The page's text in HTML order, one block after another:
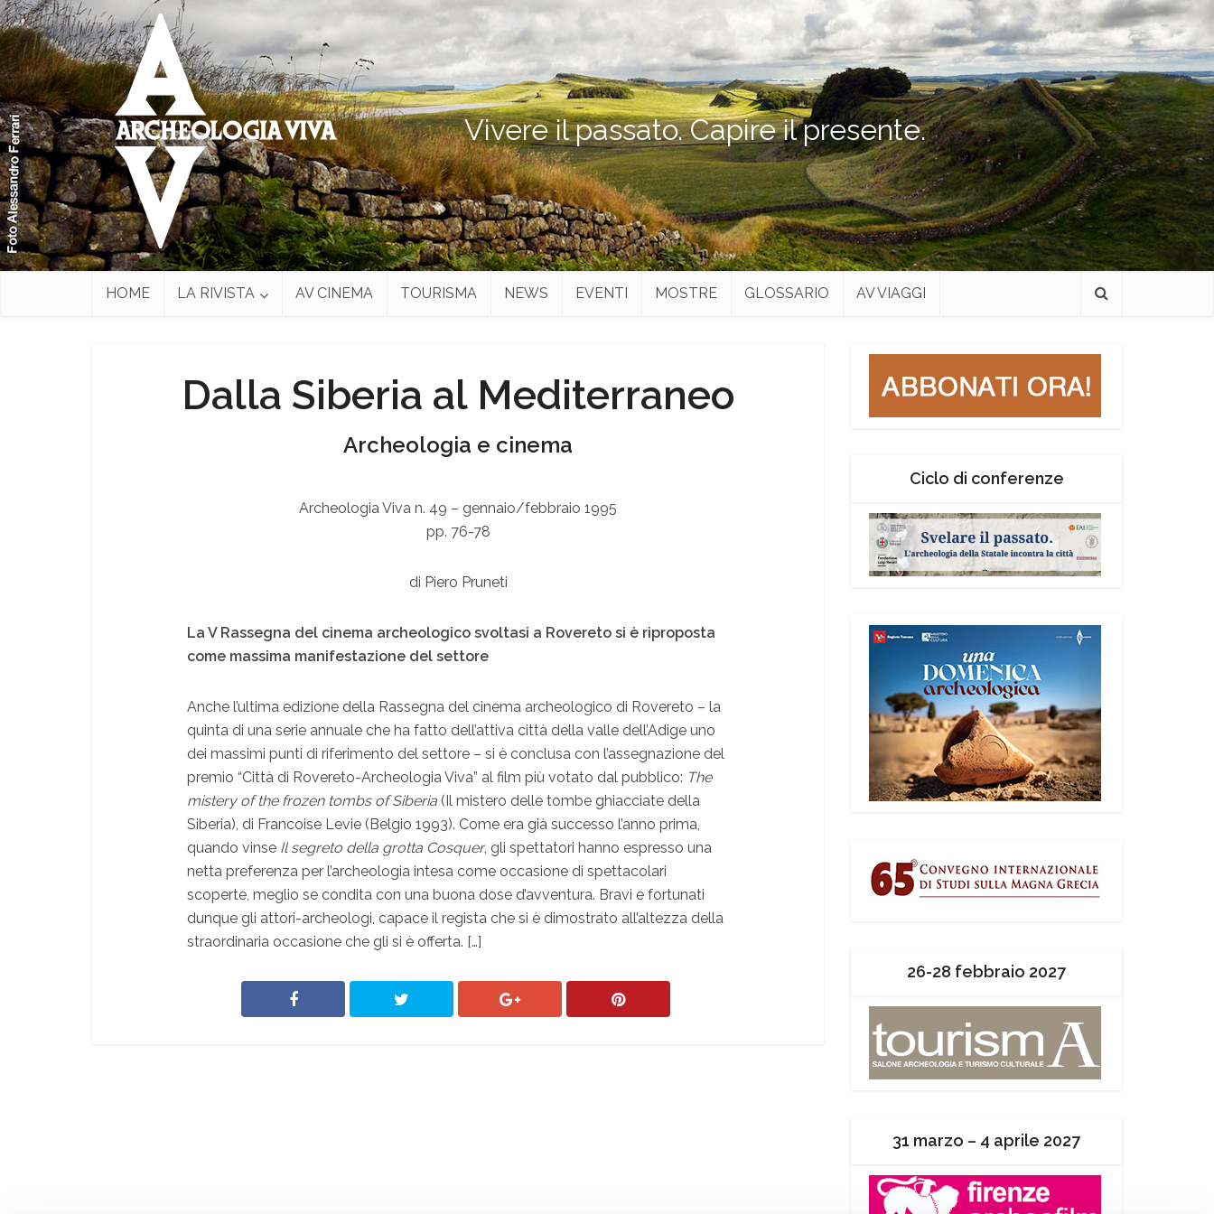
Vivere il passato. Capire il presente.
HOME LA RIVISTA AV CINEMA TOURISMA NEWS EVENTI MOSTRE GLOSSARIO AV VIAGGI
Dalla Siberia al Mediterraneo
Archeologia e cinema
Archeologia Viva n. 49 – gennaio/febbraio 1995
pp. 76-78
di Piero Pruneti
La V Rassegna del cinema archeologico svoltasi a Rovereto si è riproposta
come massima manifestazione del settore
Anche l’ultima edizione della Rassegna del cinema archeologico di Rovereto – la
quinta di una serie annuale che ha fatto dell’attiva città della valle dell’Adige uno
dei massimi punti di riferimento del settore – si è conclusa con l’assegnazione del
premio “Città di Rovereto-Archeologia Viva” al film più votato dal pubblico: The
mistery of the frozen tombs of Siberia (Il mistero delle tombe ghiacciate della
Siberia), di Francoise Levie (Belgio 1993). Come era già successo l’anno prima,
quando vinse Il segreto della grotta Cosquer, gli spettatori hanno espresso una
netta preferenza per l’archeologia intesa come occasione di spettacolari
scoperte, meglio se condita con una buona dose d’avventura. Bravi e fortunati
dunque gli attori-archeologi, capace il regista che si è dimostrato all’altezza della
straordinaria occasione che gli si è offerta. […]
Ciclo di conferenze
26-28 febbraio 2027
31 marzo – 4 aprile 2027